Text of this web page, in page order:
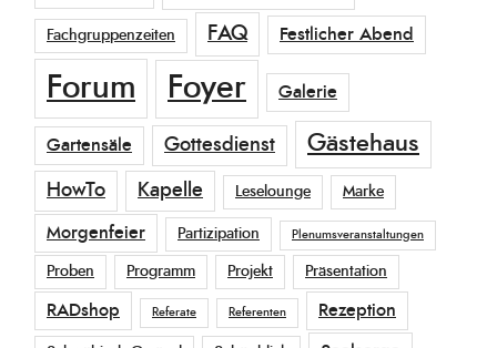
Fachgruppenzeiten FAQ Festlicher Abend
Forum Foyer Galerie
Gartensäle Gottesdienst Gästehaus
HowTo Kapelle Leselounge Marke
Morgenfeier Partizipation Plenumsveranstaltungen
Proben Programm Projekt Präsentation
RADshop Referate Referenten Rezeption